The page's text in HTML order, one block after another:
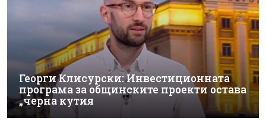
Георги Клисурски: Инвестиционната
програма за общинските проекти остава
„черна кутия